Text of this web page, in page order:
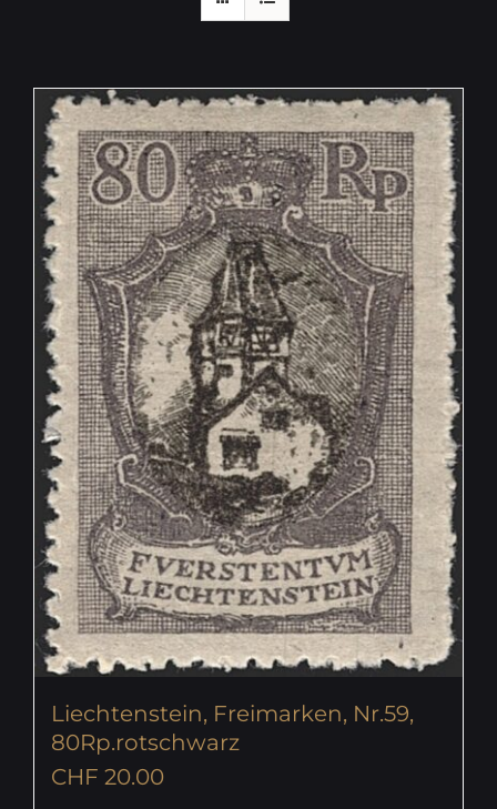
Liechtenstein, Freimarken, Nr.59,
80Rp.rotschwarz
CHF 20.00